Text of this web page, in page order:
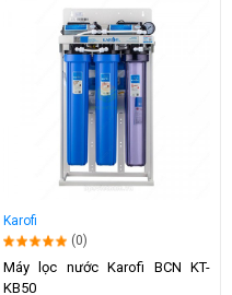
Karofi
(0)
Máy lọc nước Karofi BCN KT-
KB50